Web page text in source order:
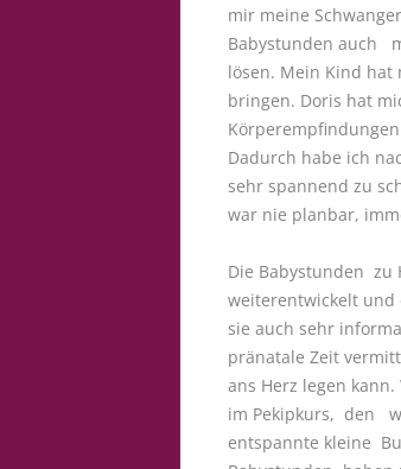
mir meine
Babystunden auch
lösen. Mein Kind hat
bringen. Doris hat
Dadurch habe ich
sehr spannend zu
war nie planbar,
Die Babystunden zu
weiterentwickelt und
sie auch sehr
pränatale Zeit
ans Herz legen
im Pekipkurs, den
entspannte kleine